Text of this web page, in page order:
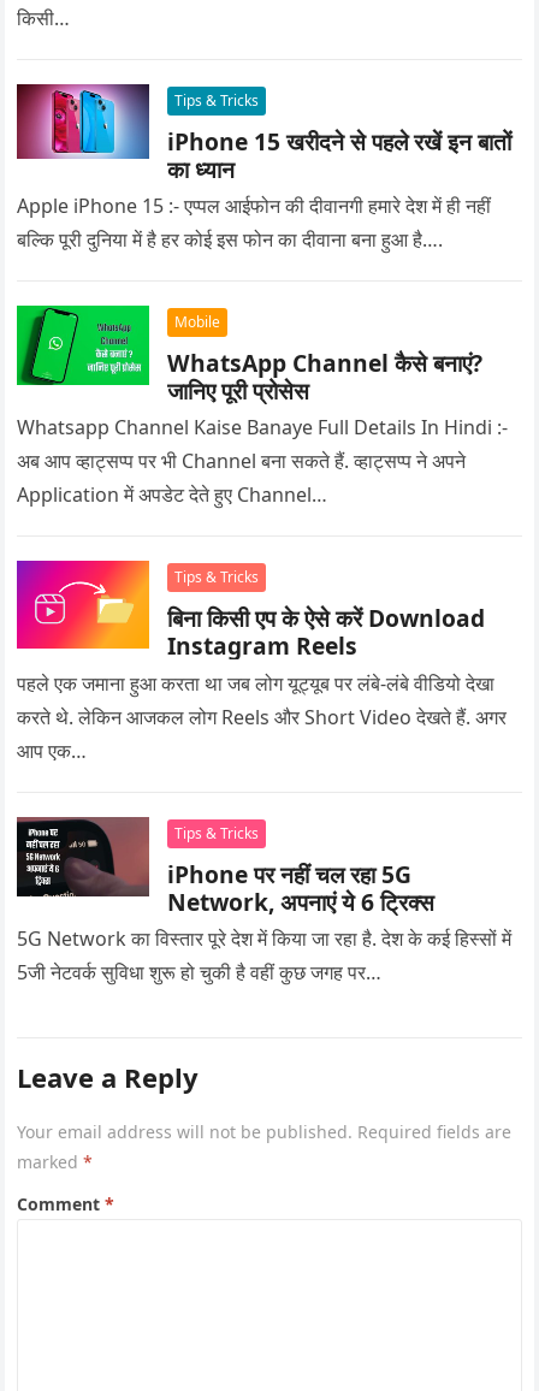
किसी…
Tips & Tricks
iPhone 15 खरीदने से पहले रखें इन बातों
का ध्यान
Apple iPhone 15 :- एप्पल आईफोन की दीवानगी हमारे देश में ही नहीं
बल्कि पूरी दुनिया में है हर कोई इस फोन का दीवाना बना हुआ है….
Mobile
WhatsApp Channel कैसे बनाएं?
जानिए पूरी प्रोसेस
Whatsapp Channel Kaise Banaye Full Details In Hindi :-
अब आप व्हाट्सप्प पर भी Channel बना सकते हैं. व्हाट्सप्प ने अपने
Application में अपडेट देते हुए Channel…
Tips & Tricks
बिना किसी एप के ऐसे करें Download
Instagram Reels
पहले एक जमाना हुआ करता था जब लोग यूट्यूब पर लंबे-लंबे वीडियो देखा
करते थे. लेकिन आजकल लोग Reels और Short Video देखते हैं. अगर
आप एक…
Tips & Tricks
iPhone पर नहीं चल रहा 5G
Network, अपनाएं ये 6 ट्रिक्स
5G Network का विस्तार पूरे देश में किया जा रहा है. देश के कई हिस्सों में
5जी नेटवर्क सुविधा शुरू हो चुकी है वहीं कुछ जगह पर…
Leave a Reply
Your email address will not be published. Required fields are
marked*
Comment*